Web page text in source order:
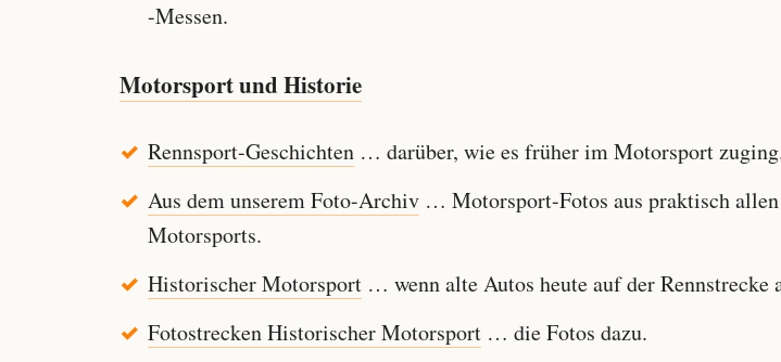
-Messen.
Motorsport und Historie
Rennsport-Geschichten… darüber, wie es früher im Motorsport
Aus dem unserem Foto-Archiv… Motorsport-Fotos aus praktisch allen
Motorsports.
Historischer Motorsport… wenn alte Autos heute auf der Rennstrecke
Fotostrecken Historischer Motorsport… die Fotos dazu.